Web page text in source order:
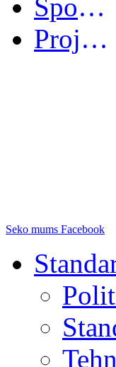
Spoguļkomitejas
Projekti
Seko mums Facebook